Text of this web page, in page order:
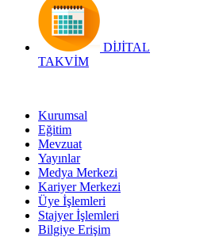
DİJİTAL
TAKVİM
Kurumsal
Eğitim
Mevzuat
Yayınlar
Medya Merkezi
Kariyer Merkezi
Üye İşlemleri
Stajyer İşlemleri
Bilgiye Erişim